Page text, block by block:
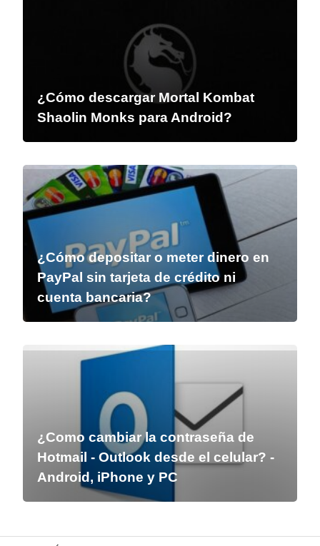
¿Cómo descargar Mortal Kombat
Shaolin Monks para Android?
¿Cómo depositar o meter dinero en
PayPal sin tarjeta de crédito ni
cuenta bancaria?
¿Como cambiar la contraseña de
Hotmail - Outlook desde el celular? -
Android, iPhone y PC